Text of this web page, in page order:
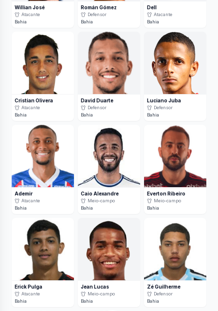
Willian José
Atacante
Bahia
Román Gómez
Defensor
Bahia
Dell
Atacante
Bahia
Cristian Olivera
Atacante
Bahia
David Duarte
Defensor
Bahia
Luciano Juba
Defensor
Bahia
Ademir
Atacante
Bahia
Caio Alexandre
Meio-campo
Bahia
Everton Ribeiro
Meio-campo
Bahia
Erick Pulga
Atacante
Bahia
Jean Lucas
Meio-campo
Bahia
Zé Guilherme
Defensor
Bahia